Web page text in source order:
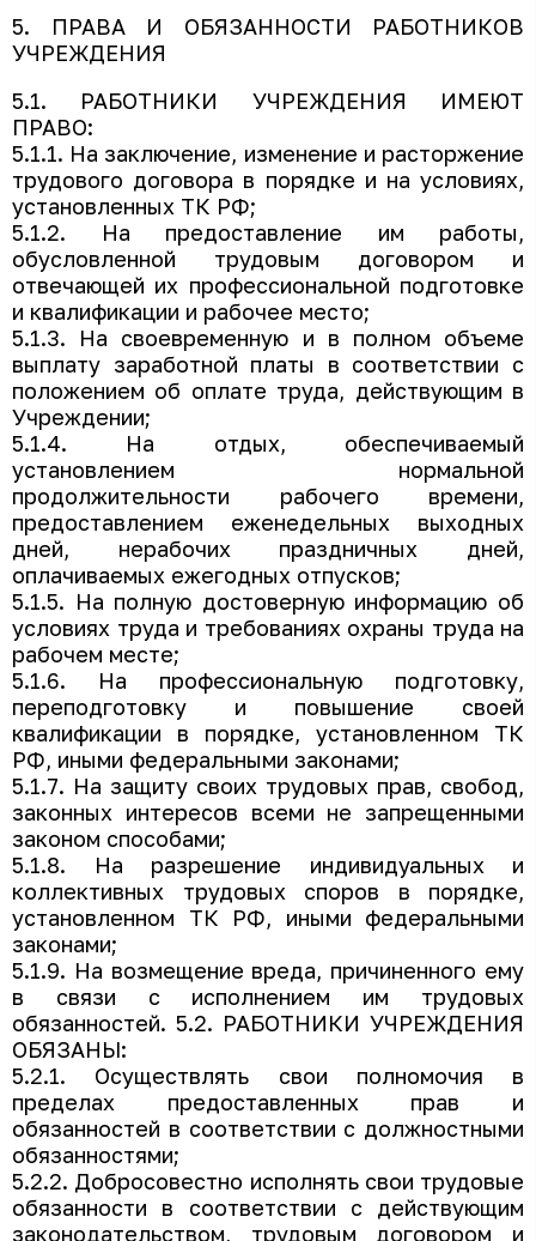
5. ПРАВА И ОБЯЗАННОСТИ РАБОТНИКОВ
УЧРЕЖДЕНИЯ
5.1. РАБОТНИКИ УЧРЕЖДЕНИЯ ИМЕЮТ
ПРАВО:
5.1.1. На заключение, изменение и расторжение
трудового договора в порядке и на условиях,
установленных ТК РФ;
5.1.2. На предоставление им работы,
обусловленной трудовым договором и
отвечающей их профессиональной подготовке
и квалификации и рабочее место;
5.1.3. На своевременную и в полном объеме
выплату заработной платы в соответствии с
положением об оплате труда, действующим в
Учреждении;
5.1.4. На отдых, обеспечиваемый
установлением нормальной
продолжительности рабочего времени,
предоставлением еженедельных выходных
дней, нерабочих праздничных дней,
оплачиваемых ежегодных отпусков;
5.1.5. На полную достоверную информацию об
условиях труда и требованиях охраны труда на
рабочем месте;
5.1.6. На профессиональную подготовку,
переподготовку и повышение своей
квалификации в порядке, установленном ТК
РФ, иными федеральными законами;
5.1.7. На защиту своих трудовых прав, свобод,
законных интересов всеми не запрещенными
законом способами;
5.1.8. На разрешение индивидуальных и
коллективных трудовых споров в порядке,
установленном ТК РФ, иными федеральными
законами;
5.1.9. На возмещение вреда, причиненного ему
в связи с исполнением им трудовых
обязанностей. 5.2. РАБОТНИКИ УЧРЕЖДЕНИЯ
ОБЯЗАНЫ:
5.2.1. Осуществлять свои полномочия в
пределах предоставленных прав и
обязанностей в соответствии с должностными
обязанностями;
5.2.2. Добросовестно исполнять свои трудовые
обязанности в соответствии с действующим
законодательством, трудовым договором и